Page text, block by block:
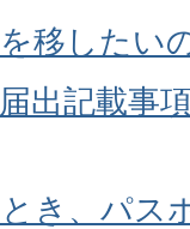
移したい
出記載事
き、パス